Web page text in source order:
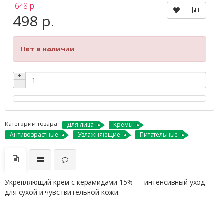
648 р.
498 р.
Нет в наличии
+
−
Категории товара Для лица
Кремы
Антивозрастные
Увлажняющие Питательные
Укрепляющий крем с керамидами 15% — интенсивный уход
для сухой и чувствительной кожи.